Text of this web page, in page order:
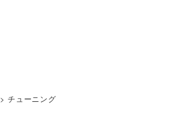
>チューニング